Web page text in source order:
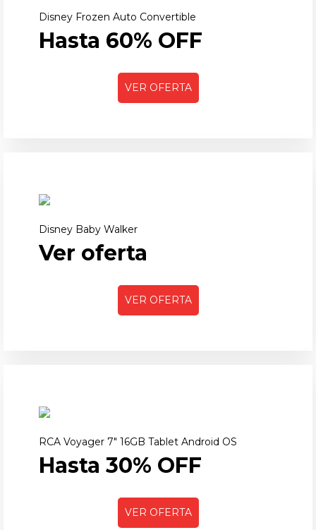
Disney Frozen Auto Convertible
Hasta 60% OFF
VER OFERTA
Disney Baby Walker
Ver oferta
VER OFERTA
RCA Voyager 7" 16GB Tablet Android OS
Hasta 30% OFF
VER OFERTA